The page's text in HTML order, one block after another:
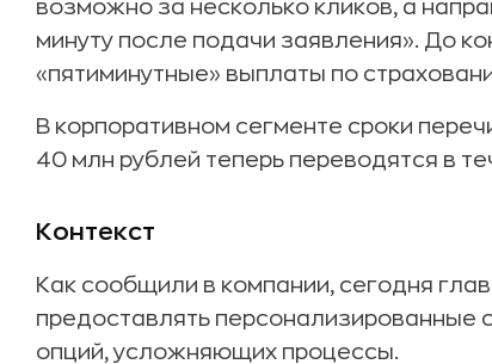
возможно за несколько кликов, а
минуту после подачи заявления». До
«пятиминутные» выплаты по
В корпоративном сегменте сроки
40 млн рублей теперь переводятся в
Контекст
Как сообщили в компании, сегодня
предоставлять персонализированные
опций, усложняющих процессы.